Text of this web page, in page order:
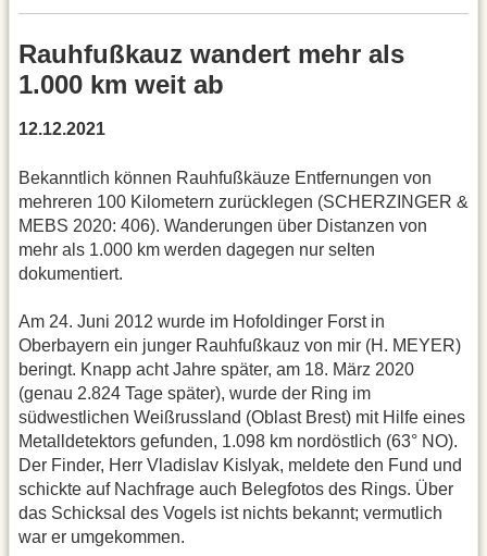
Rauhfußkauz wandert mehr als
1.000 km weit ab
12.12.2021
Bekanntlich können Rauhfußkäuze Entfernungen von
mehreren 100 Kilometern zurücklegen (SCHERZINGER &
MEBS 2020: 406). Wanderungen über Distanzen von
mehr als 1.000 km werden dagegen nur selten
dokumentiert.
Am 24. Juni 2012 wurde im Hofoldinger Forst in
Oberbayern ein junger Rauhfußkauz von mir (H. MEYER)
beringt. Knapp acht Jahre später, am 18. März 2020
(genau 2.824 Tage später), wurde der Ring im
südwestlichen Weißrussland (Oblast Brest) mit Hilfe eines
Metalldetektors gefunden, 1.098 km nordöstlich (63° NO).
Der Finder, Herr Vladislav Kislyak, meldete den Fund und
schickte auf Nachfrage auch Belegfotos des Rings. Über
das Schicksal des Vogels ist nichts bekannt; vermutlich
war er umgekommen.